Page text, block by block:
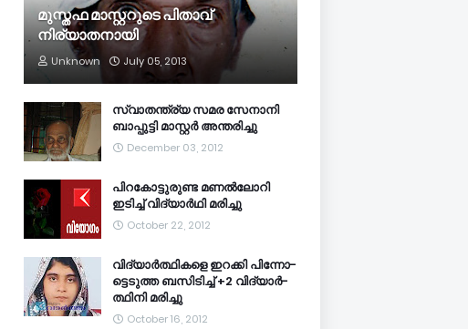
മുസ്തഫ മാസ്റ്ററുടെ പിതാവ്
നിര്യാതനായി
Unknown July 05, 2013
സ്വാതന്ത്ര്യ സമര സേനാനി
ബാപ്പുട്ടി മാസ്റ്റര്‍ അന്തരിച്ചു
December 03, 2012
പിറകോട്ടുരുണ്ട മണല്‍ലോറി
ഇടിച്ച് വിദ്യാര്‍ഥി മരിച്ചു
October 22, 2012
വി­ദ്യാര്‍­ത്ഥിക­ളെ ഇറ­ക്കി പി­ന്നോ­
ട്ടെ­ടുത്ത ബ­സി­ടി­ച്ച് +2 വി­ദ്യാര്‍­
ത്ഥിനി മ­രി­ച്ചു
October 16, 2012